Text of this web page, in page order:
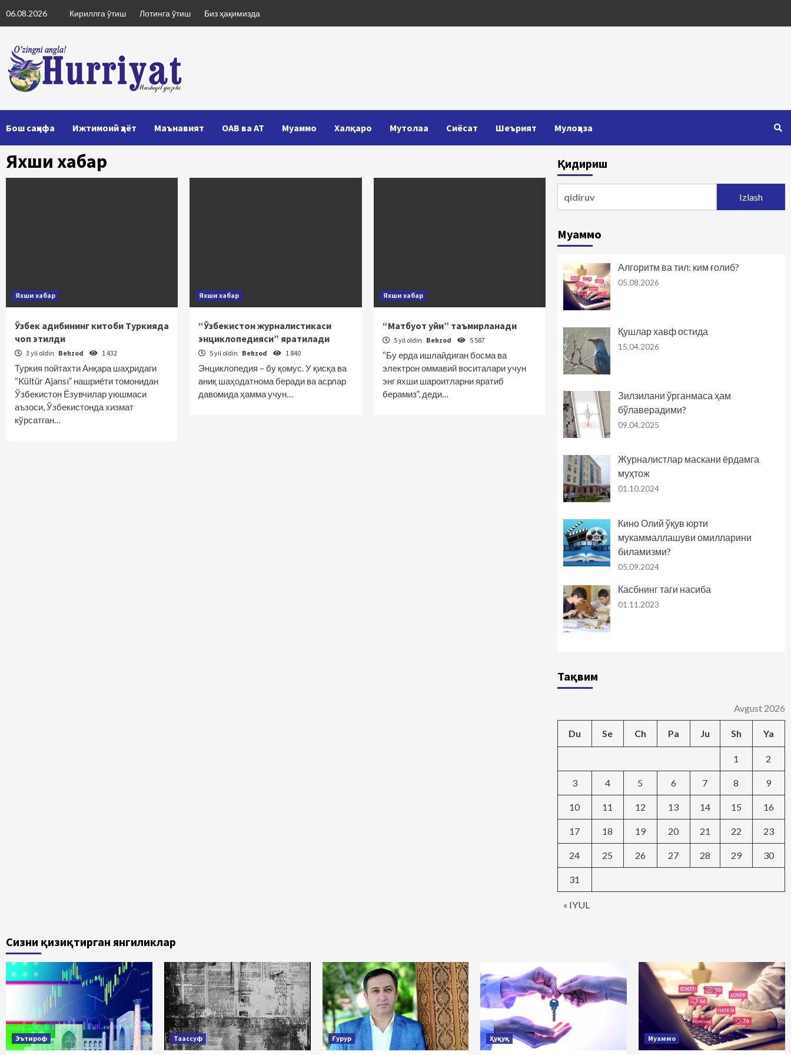
to
06.08.2026 Кириллга ўтиш Лотинга ўтиш Биз ҳақимизда
Бош саҳифа Ижтимоий ҳаёт Маънавият ОАВ ва АТ Муаммо Халқаро Мутолаа Сиёсат Шеърият Мулоҳаза
Яхши хабар
Яхши хабар
Ўзбек адибининг китоби Туркияда
чоп этилди
3 yil oldin Behzod 1 432
Туркия пойтахти Анқара шаҳридаги
“Kültür Ajansı” нашриёти томонидан
Ўзбекистон Ёзувчилар уюшмаси
аъзоси, Ўзбекистонда хизмат
кўрсатган…
Яхши хабар
“Ўзбекистон журналистикаси
энциклопедияси” яратилади
5 yil oldin Behzod 1 840
Энциклопедия – бу қомус. У қисқа ва
аниқ шаҳодатнома беради ва асрлар
давомида ҳамма учун…
Яхши хабар
“Матбуот уйи” таъмирланади
5 yil oldin Behzod 5 587
“Бу ерда ишлайдиган босма ва
электрон оммавий воситалари учун
энг яхши шароитларни яратиб
берамиз”, деди…
Қидириш
Муаммо
Алгоритм ва тил: ким ғолиб?
05.08.2026
Қушлар хавф остида
15.04.2026
Зилзилани ўрганмаса ҳам
бўлаверадими?
09.04.2025
Журналистлар маскани ёрдамга
муҳтож
01.10.2024
Кино Олий ўқув юрти
мукаммаллашуви омилларини
биламизми?
05.09.2024
Касбнинг таги насиба
01.11.2023
Тақвим
Avgust 2026
Du Se Ch Pa Ju Sh Ya
« IYUL
1 2
3 4 5 6 7 8 9
10 11 12 13 14 15 16
17 18 19 20 21 22 23
24 25 26 27 28 29 30
31
Сизни қизиқтирган янгиликлар
Эътироф Таассуф Ғурур Ҳуқуқ Муаммо